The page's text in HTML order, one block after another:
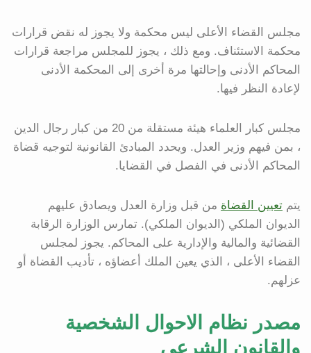
مجلس القضاء الأعلى ليس محكمة ولا يجوز له نقض قرارات
محكمة الاستئناف. ومع ذلك ، يجوز للمجلس مراجعة قرارات
المحاكم الأدنى وإحالتها مرة أخرى إلى المحكمة الأدنى
لإعادة النظر فيها.
مجلس كبار العلماء هيئة مستقلة من 20 من كبار رجال الدين
، بمن فيهم وزير العدل. ويحدد المبادئ القانونية لتوجيه قضاة
المحاكم الأدنى في الفصل في القضايا.
يتم تعيين القضاة من قبل وزارة العدل ويصادق عليهم
الديوان الملكي (الديوان الملكي). تمارس الوزارة الرقابة
القضائية والمالية والإدارية على المحاكم. يجوز لمجلس
القضاء الأعلى ، الذي يعين الملك أعضاؤه ، تأديب القضاة أو
عزلهم.
مصدر نظام الاحوال الشخصية
والقانون الشرعي